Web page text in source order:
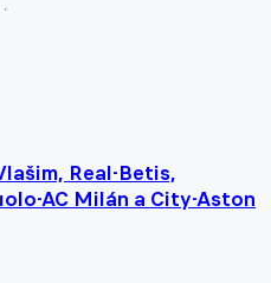
Real-Betis,
AC Milán a City-Aston